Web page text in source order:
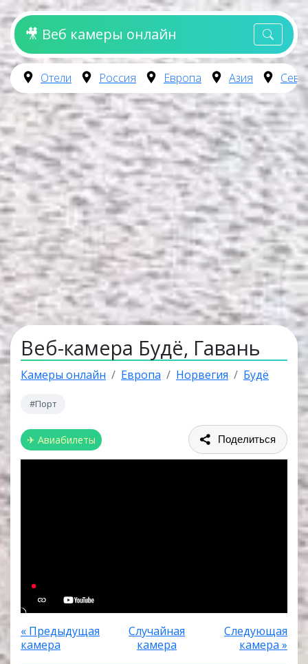
🎥 Веб камеры онлайн
Отели Россия Европа Азия
Веб-камера Будё, Гавань
Камеры онлайн Европа Норвегия Будё
#Порт
✈ Авиабилеты Поделиться
« Предыдущая
камера
Случайная
камера
Следующая
камера »